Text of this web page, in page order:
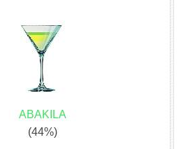
ABAKILA
(44%)